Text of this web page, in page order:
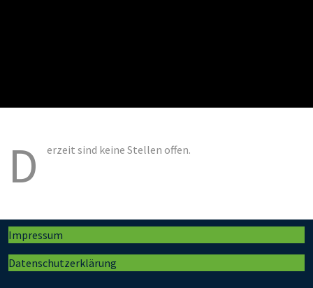
D erzeit sind keine Stellen offen.
Impressum
Datenschutzerklärung